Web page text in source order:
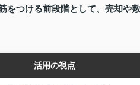
をつける前段階として、売却や敷
活用の視点